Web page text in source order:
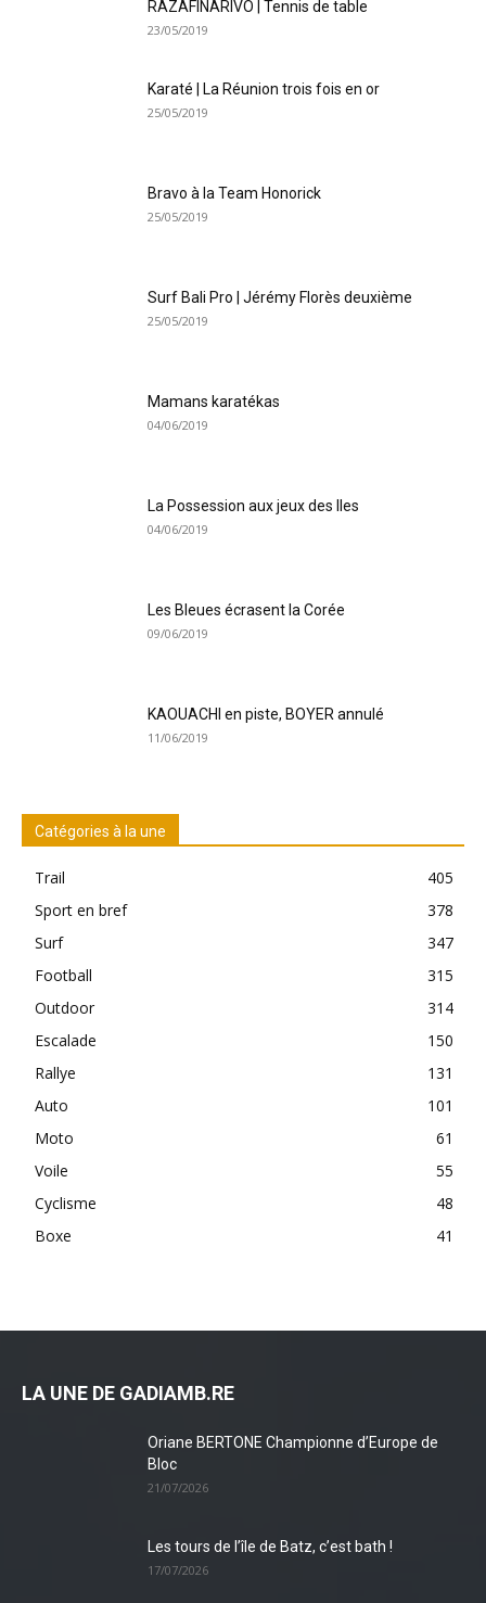
RAZAFINARIVO | Tennis de table
23/05/2019
Karaté | La Réunion trois fois en or
25/05/2019
Bravo à la Team Honorick
25/05/2019
Surf Bali Pro | Jérémy Florès deuxième
25/05/2019
Mamans karatékas
04/06/2019
La Possession aux jeux des Iles
04/06/2019
Les Bleues écrasent la Corée
09/06/2019
KAOUACHI en piste, BOYER annulé
11/06/2019
Catégories à la une
Trail
405
Sport en bref
378
Surf
347
Football
315
Outdoor
314
Escalade
150
Rallye
131
Auto
101
Moto
61
Voile
55
Cyclisme
48
Boxe
41
LA UNE DE GADIAMB.RE
Oriane BERTONE Championne d’Europe de
Bloc
21/07/2026
Les tours de l’île de Batz, c’est bath !
17/07/2026